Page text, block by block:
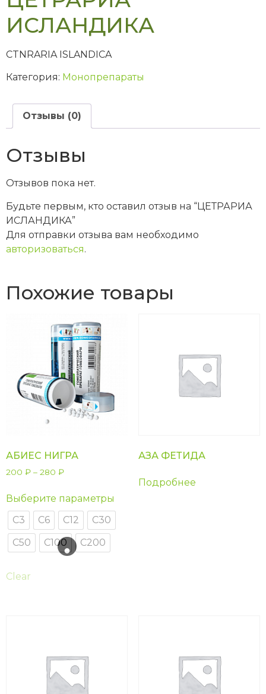
ИСЛАНДИКА
CTNRARIA ISLANDICA
Категория: Монопрепараты
Отзывы (0)
Отзывы
Отзывов пока нет.
Будьте первым, кто оставил отзыв на “ЦЕТРАРИА
ИСЛАНДИКА”
Для отправки отзыва вам необходимо
авторизоваться.
Похожие товары
АБИЕС НИГРА
200 ₽ – 280 ₽
Выберите параметры
С3
С6 С12
С30
С50
С100 С200
Clear
АЗА ФЕТИДА
Подробнее